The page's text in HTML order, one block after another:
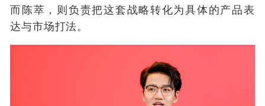
而陈萃，则负责把这套战略转化为具体的产品表
达与市场打法。